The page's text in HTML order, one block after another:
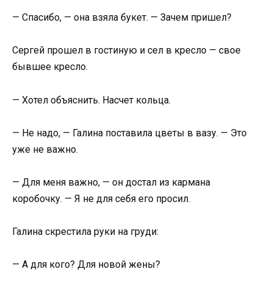
— Спасибо, — она взяла букет. — Зачем пришел?
Сергей прошел в гостиную и сел в кресло — свое
бывшее кресло.
— Хотел объяснить. Насчет кольца.
— Не надо, — Галина поставила цветы в вазу. — Это
уже не важно.
— Для меня важно, — он достал из кармана
коробочку. — Я не для себя его просил.
Галина скрестила руки на груди:
— А для кого? Для новой жены?